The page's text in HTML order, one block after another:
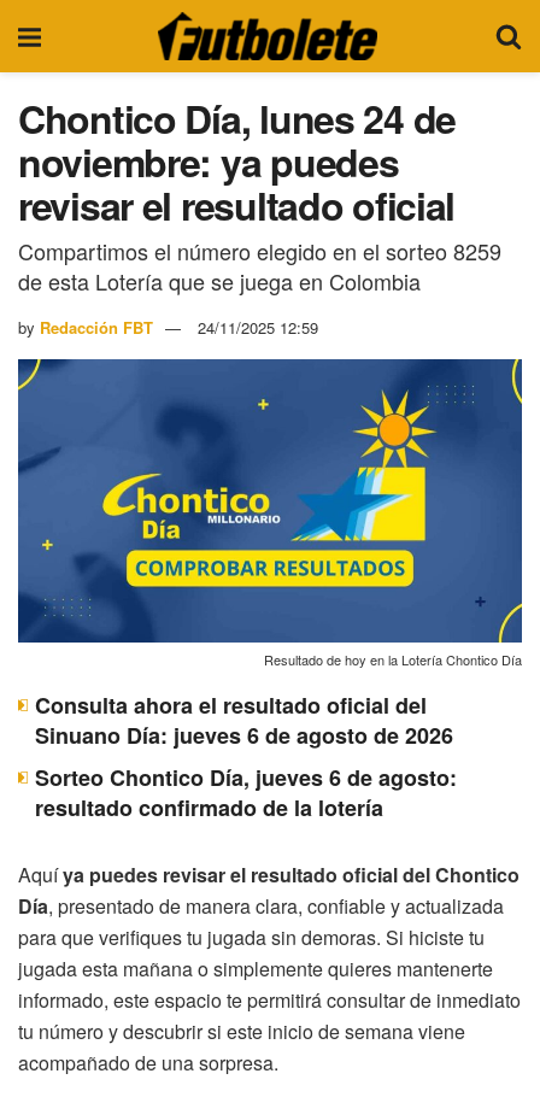
Chontico Día, lunes 24 de
noviembre: ya puedes
revisar el resultado oficial
Compartimos el número elegido en el sorteo 8259
de esta Lotería que se juega en Colombia
by Redacción FBT 24/11/2025 12:59
Resultado de hoy en la Lotería Chontico Día
Consulta ahora el resultado oficial del
Sinuano Día: jueves 6 de agosto de 2026
Sorteo Chontico Día, jueves 6 de agosto:
resultado confirmado de la lotería
Aquíya puedes revisar el resultado oficial del Chontico
Día, presentado de manera clara, confiable y actualizada
para que verifiques tu jugada sin demoras. Si hiciste tu
jugada esta mañana o simplemente quieres mantenerte
informado, este espacio te permitirá consultar de inmediato
tu número y descubrir si este inicio de semana viene
acompañado de una sorpresa.